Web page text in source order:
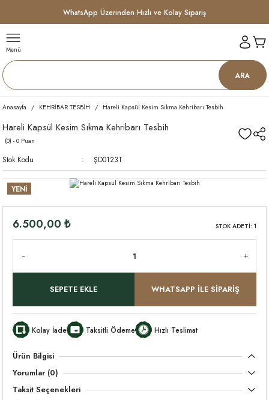
WhatsApp Üzerinden Hızlı ve Kolay Sipariş
Menü
ARA
Anasayfa KEHRİBAR TESBİH Hareli Kapsül Kesim Sıkma Kehribarı Tesbih
Hareli Kapsül Kesim Sıkma Kehribarı Tesbih
(0) - 0 Puan
Stok Kodu ŞD0123T
YENİ
6.500,00 ₺ STOK ADETİ: 1
SEPETE EKLE WHATSAPP İLE SİPARİŞ
Kolay İade Taksitli Ödeme Hızlı Teslimat
Ürün Bilgisi
Yorumlar (0)
Taksit Seçenekleri